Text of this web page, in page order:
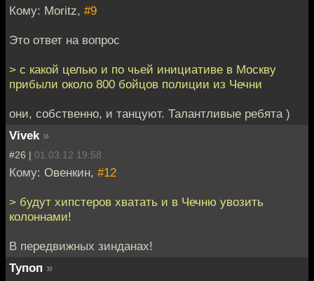
Кому: Moritz, #9
Это ответ на вопрос
> с какой целью и по чьей инициативе в Москву
прибыли около 800 бойцов полиции из Чечни
они, собственно, и танцуют. Талантливые ребята )
Vivek »
#26 | 01.03.12 19:58
Кому: Овенкин, #12
> будут хипстеров хватать и в Чечню увозить
колоннами!
В передвижных зинданах!
Тупоп »